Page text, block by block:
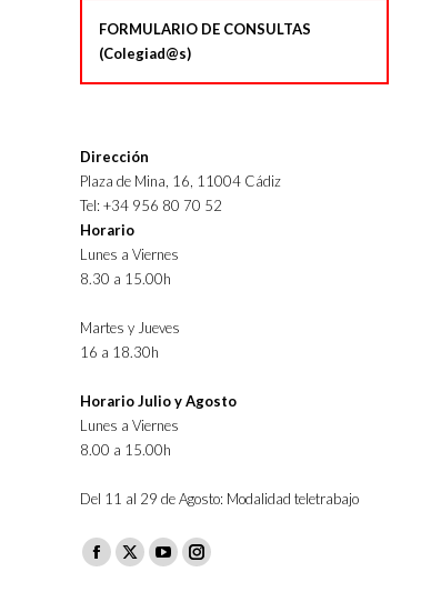
FORMULARIO DE CONSULTAS
(Colegiad@s)
Dirección
Plaza de Mina, 16, 11004 Cádiz
Tel: +34 956 80 70 52
Horario
Lunes a Viernes
8.30 a 15.00h
Martes y Jueves
16 a 18.30h
Horario Julio y Agosto
Lunes a Viernes
8.00 a 15.00h
Del 11 al 29 de Agosto: Modalidad teletrabajo
Facebook
X
YouTubeInstagram